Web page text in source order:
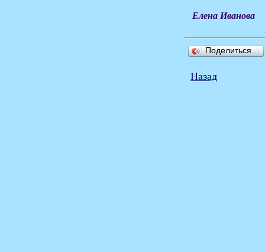
Елена Иванова
Поделиться…
Назад